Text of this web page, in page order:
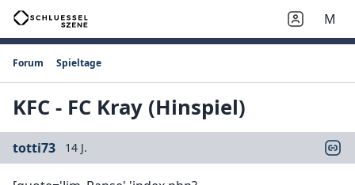
M
Forum Spieltage
KFC - FC Kray (Hinspiel)
totti73 14 J.